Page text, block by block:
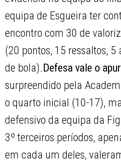
equipa de Esgueira ter
encontro com 30 de
(20 pontos, 15 ressaltos, 5
de bola). Defesa vale o
surpreendido pela
o quarto inicial (10-17),
defensivo da equipa da
3º terceiros períodos,
em cada um deles,